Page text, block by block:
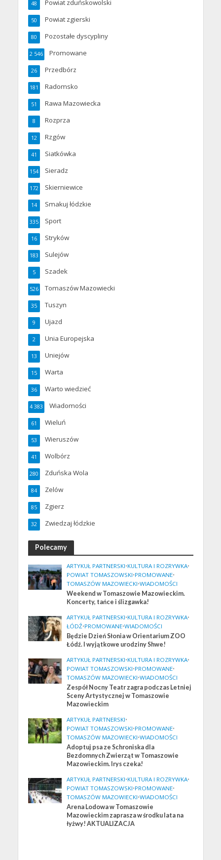
Powiat zduńskowolski
48
Powiat zgierski
50
Pozostałe dyscypliny
80
Promowane
2 546
Przedbórz
26
Radomsko
181
Rawa Mazowiecka
51
Rozprza
8
Rzgów
12
Siatkówka
41
Sieradz
154
Skierniewice
172
Smakuj łódzkie
14
Sport
335
Stryków
16
Sulejów
183
Szadek
5
Tomaszów Mazowiecki
526
Tuszyn
35
Ujazd
9
Unia Europejska
2
Uniejów
13
Warta
15
Warto wiedzieć
36
Wiadomości
4 383
Wieluń
61
Wieruszów
53
Wolbórz
41
Zduńska Wola
280
Zelów
84
Zgierz
85
Zwiedzaj łódzkie
32
Polecamy
ARTYKUŁ PARTNERSKI•KULTURA I ROZRYWKA•
POWIAT TOMASZOWSKI•PROMOWANE•
TOMASZÓW MAZOWIECKI•WIADOMOŚCI
Weekend w Tomaszowie Mazowieckim.
Koncerty, tańce i ślizgawka!
ARTYKUŁ PARTNERSKI•KULTURA I ROZRYWKA•
ŁÓDŹ•PROMOWANE•WIADOMOŚCI
Będzie Dzień Słonia w Orientarium ZOO
Łódź. I wyjątkowe urodziny Shwe!
ARTYKUŁ PARTNERSKI•KULTURA I ROZRYWKA•
POWIAT TOMASZOWSKI•PROMOWANE•
TOMASZÓW MAZOWIECKI•WIADOMOŚCI
Zespół Nocny Teatr zagra podczas Letniej
Sceny Artystycznej w Tomaszowie
Mazowieckim
ARTYKUŁ PARTNERSKI•
POWIAT TOMASZOWSKI•PROMOWANE•
TOMASZÓW MAZOWIECKI•WIADOMOŚCI
Adoptuj psa ze Schroniska dla
Bezdomnych Zwierząt w Tomaszowie
Mazowieckim. Irys czeka!
ARTYKUŁ PARTNERSKI•KULTURA I ROZRYWKA•
POWIAT TOMASZOWSKI•PROMOWANE•
TOMASZÓW MAZOWIECKI•WIADOMOŚCI
Arena Lodowa w Tomaszowie
Mazowieckim zaprasza w środku lata na
łyżwy! AKTUALIZACJA